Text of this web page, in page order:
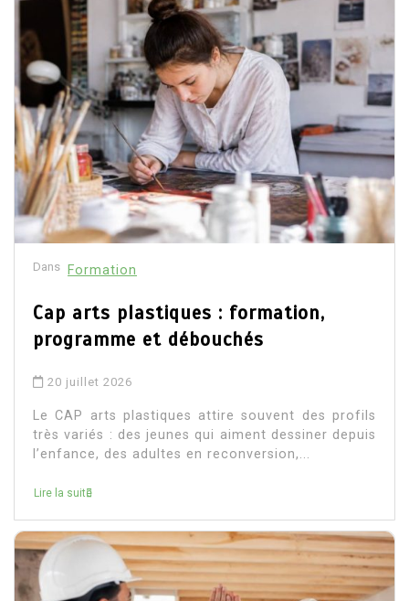
Dans Formation
Cap arts plastiques : formation,
programme et débouchés
20 juillet 2026
Le CAP arts plastiques attire souvent des profils
très variés : des jeunes qui aiment dessiner depuis
l’enfance, des adultes en reconversion,...
Lire la suite